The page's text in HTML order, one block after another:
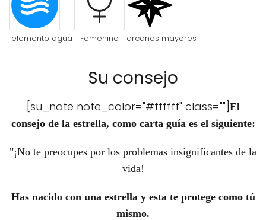
elemento agua Femenino arcanos mayores
Su consejo
[su_note note_color="#ffffff" class=""]El
consejo de la estrella, como carta guía es el siguiente:
"¡No te preocupes por los problemas insignificantes de la
vida!
Has nacido con una estrella y esta te protege como tú
mismo.